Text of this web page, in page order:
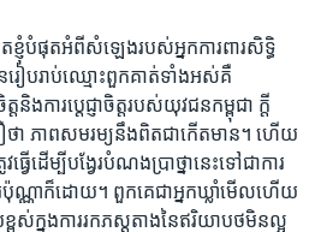
ញុំ​បំផុត​អំពី​សំឡេង​របស់​អ្នកការពារ​សិទិ្ធ​
រៀបរាប់​ឈ្មោះ​ពួកគាត់​ទាំងអស់​គឺ​
ការ​ប្តេជ្ញា​ចិត្ត​របស់​យុវជន​កម្ពុជា​ ក្តី​
ា ​ភាពសមរម្យ​នឹង​ពិតជា​កើតមាន។ ហើយ​
វើ​ដើម្បី​បង្វែរ​បំណង​ប្រាថ្នា​នេះ​ទៅជា​ការ
ប៉ុណ្ណា​ក៏ដោយ។ ពួកគេ​ជា​អ្នកឃ្លាំមើល​ហើយ​
ក្នុង​ការ​រក​ភស្តុតាង​នៃ​ឥរិយាបថ​មិន​ល្អ​